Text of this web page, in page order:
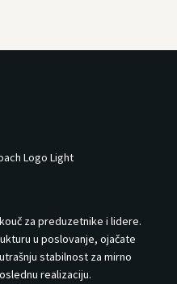
za preduzetnike i lidere.
u poslovanje, ojačate
stabilnost za mirno
realizaciju.